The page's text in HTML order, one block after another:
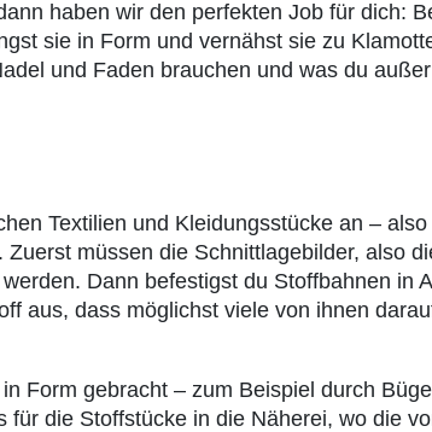
haben wir den perfekten Job für dich:
sie in Form und vernähst sie zu
und Faden brauchen und was du
Textilien und Kleidungsstücke an –
müssen die Schnittlagebilder, also
Dann befestigst du Stoffbahnen in
aus, dass möglichst viele von ihnen
Form gebracht – zum Beispiel durch
die Stoffstücke in die Näherei, wo die